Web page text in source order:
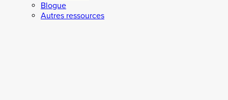
Blogue
Autres ressources